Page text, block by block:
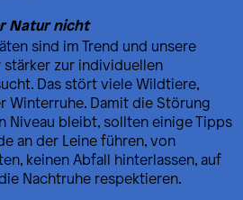
Natur nicht
sind im Trend und unsere
zur individuellen
Das stört viele Wildtiere,
Winterruhe. Damit die Störung
Niveau bleibt, sollten einige Tipps
an der Leine führen, von
keinen Abfall hinterlassen, auf
Nachtruhe respektieren.